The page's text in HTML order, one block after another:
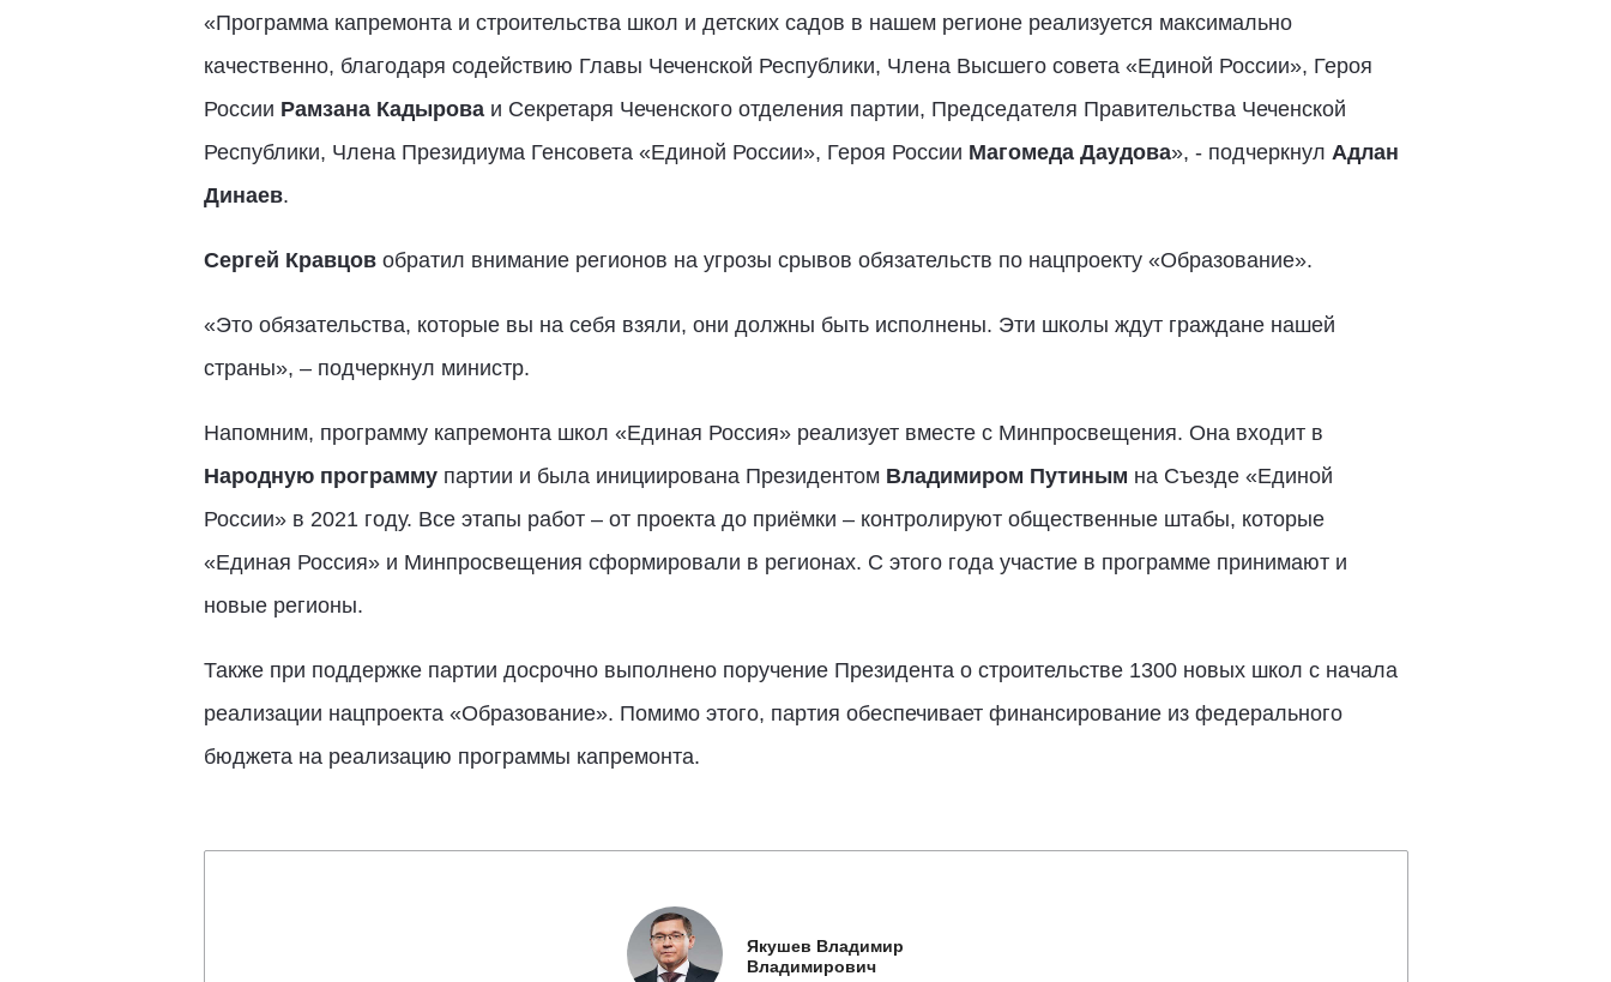
«Программа капремонта и строительства школ и детских садов в нашем регионе реализуется максимально
качественно, благодаря содействию Главы Чеченской Республики, Члена Высшего совета «Единой России», Героя
России Рамзана Кадыроваи Секретаря Чеченского отделения партии, Председателя Правительства Чеченской
Республики, Члена Президиума Генсовета «Единой России», Героя России Магомеда Даудова», - подчеркнул Адлан
Динаев.
Сергей Кравцовобратил внимание регионов на угрозы срывов обязательств по нацпроекту «Образование».
«Это обязательства, которые вы на себя взяли, они должны быть исполнены. Эти школы ждут граждане нашей
страны», – подчеркнул министр.
Напомним, программу капремонта школ «Единая Россия» реализует вместе с Минпросвещения. Она входит в
Народную программупартии и была инициирована Президентом Владимиром Путиным на Съезде «Единой
России» в 2021 году. Все этапы работ – от проекта до приёмки – контролируют общественные штабы, которые
«Единая Россия» и Минпросвещения сформировали в регионах. С этого года участие в программе принимают и
новые регионы.
Также при поддержке партии досрочно выполнено поручение Президента о строительстве 1300 новых школ с начала
реализации нацпроекта «Образование». Помимо этого, партия обеспечивает финансирование из федерального
бюджета на реализацию программы капремонта.
Якушев Владимир
Владимирович